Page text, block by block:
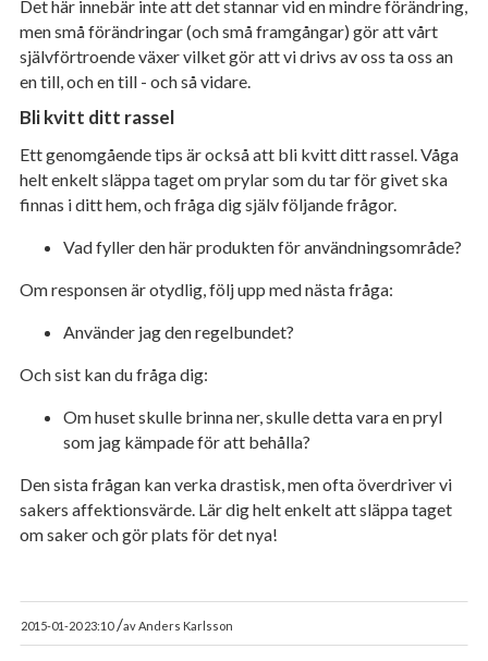
Det här innebär inte att det stannar vid en mindre förändring,
men små förändringar (och små framgångar) gör att vårt
självförtroende växer vilket gör att vi drivs av oss ta oss an
en till, och en till - och så vidare.
Bli kvitt ditt rassel
Ett genomgående tips är också att bli kvitt ditt rassel. Våga
helt enkelt släppa taget om prylar som du tar för givet ska
finnas i ditt hem, och fråga dig själv följande frågor.
Vad fyller den här produkten för användningsområde?
Om responsen är otydlig, följ upp med nästa fråga:
Använder jag den regelbundet?
Och sist kan du fråga dig:
Om huset skulle brinna ner, skulle detta vara en pryl
som jag kämpade för att behålla?
Den sista frågan kan verka drastisk, men ofta överdriver vi
sakers affektionsvärde. Lär dig helt enkelt att släppa taget
om saker och gör plats för det nya!
2015-01-20 23:10/avAnders Karlsson